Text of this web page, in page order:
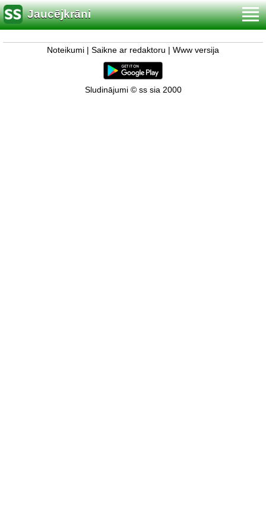
Jaucējkrāni
Noteikumi Saikne ar redaktoru Www versija
Sludinājumi © ss sia 2000